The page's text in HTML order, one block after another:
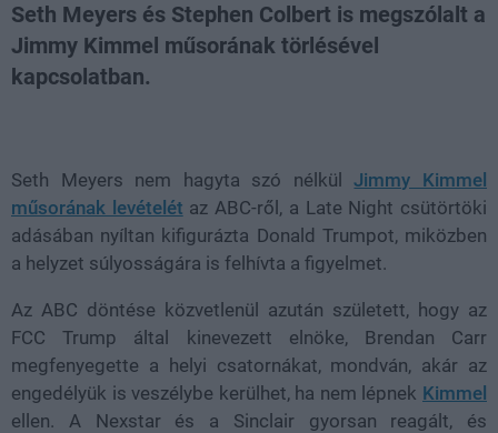
Seth Meyers és Stephen Colbert is megszólalt a
Jimmy Kimmel műsorának törlésével
kapcsolatban.
Seth Meyers nem hagyta szó nélkülJimmy Kimmel
műsorának levételét az ABC-ről, a Late Night csütörtöki
adásában nyíltan kifigurázta Donald Trumpot, miközben
a helyzet súlyosságára is felhívta a figyelmet.
Az ABC döntése közvetlenül azután született, hogy az
FCC Trump által kinevezett elnöke, Brendan Carr
megfenyegette a helyi csatornákat, mondván, akár az
engedélyük is veszélybe kerülhet, ha nem lépnek Kimmel
ellen. A Nexstar és a Sinclair gyorsan reagált, és